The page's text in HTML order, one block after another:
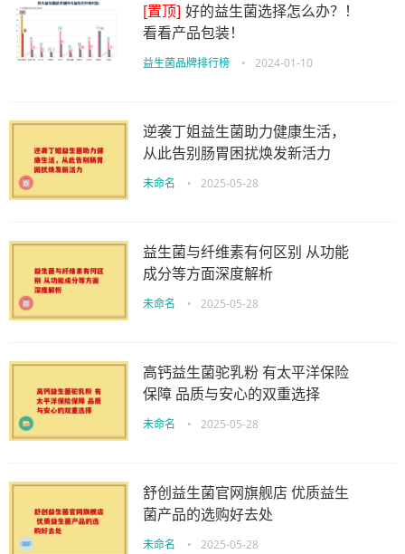
[置顶] 好的益生菌选择怎么办？！
看看产品包装！
益生菌品牌排行榜 • 2024-01-10
逆袭丁姐益生菌助力健康生活，
从此告别肠胃困扰焕发新活力
未命名 • 2025-05-28
益生菌与纤维素有何区别 从功能
成分等方面深度解析
未命名 • 2025-05-28
高钙益生菌驼乳粉 有太平洋保险
保障 品质与安心的双重选择
未命名 • 2025-05-28
舒创益生菌官网旗舰店 优质益生
菌产品的选购好去处
未命名 • 2025-05-28